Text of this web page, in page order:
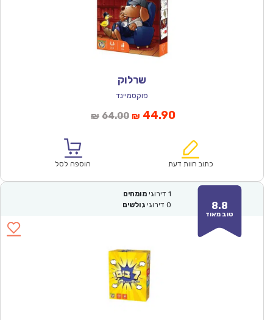
שרלוק
פוקסמיינד
₪ 64.00המחיר
₪64.00.
₪ 44.90המחיר
הוא:
כתוב חוות דעת הוספה לסל
8.8
טוב מאוד
1 דירוגי מומחים
0 דירוגי גולשים